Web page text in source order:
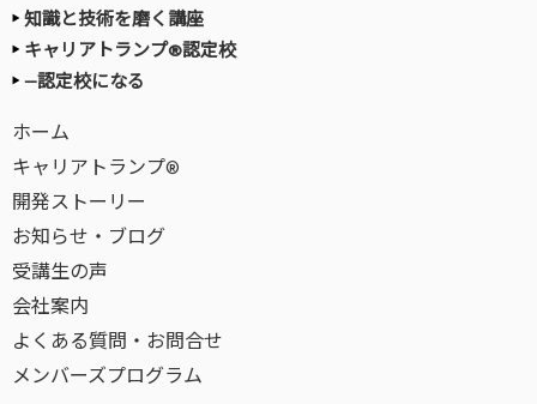
知識と技術を磨く講座
キャリアトランプ®認定校
—認定校になる
ホーム
キャリアトランプ®
開発ストーリー
お知らせ・ブログ
受講生の声
会社案内
よくある質問・お問合せ
メンバーズプログラム